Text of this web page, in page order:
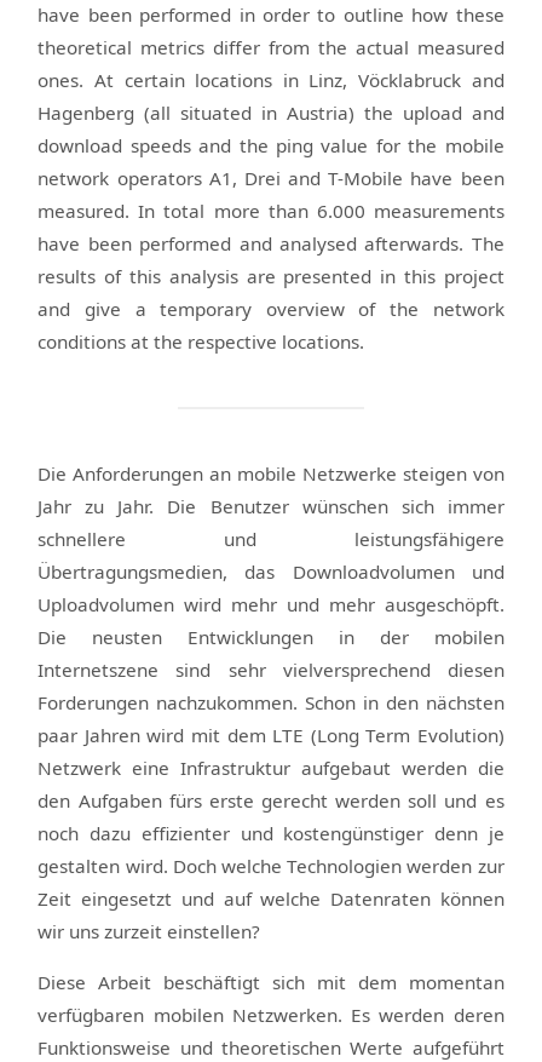
have been performed in order to outline how these
theoretical metrics differ from the actual measured
ones. At certain locations in Linz, Vöcklabruck and
Hagenberg (all situated in Austria) the upload and
download speeds and the ping value for the mobile
network operators A1, Drei and T-Mobile have been
measured. In total more than 6.000 measurements
have been performed and analysed afterwards. The
results of this analysis are presented in this project
and give a temporary overview of the network
conditions at the respective locations.
Die Anforderungen an mobile Netzwerke steigen von
Jahr zu Jahr. Die Benutzer wünschen sich immer
schnellere und leistungsfähigere
Übertragungsmedien, das Downloadvolumen und
Uploadvolumen wird mehr und mehr ausgeschöpft.
Die neusten Entwicklungen in der mobilen
Internetszene sind sehr vielversprechend diesen
Forderungen nachzukommen. Schon in den nächsten
paar Jahren wird mit dem LTE (Long Term Evolution)
Netzwerk eine Infrastruktur aufgebaut werden die
den Aufgaben fürs erste gerecht werden soll und es
noch dazu effizienter und kostengünstiger denn je
gestalten wird. Doch welche Technologien werden zur
Zeit eingesetzt und auf welche Datenraten können
wir uns zurzeit einstellen?
Diese Arbeit beschäftigt sich mit dem momentan
verfügbaren mobilen Netzwerken. Es werden deren
Funktionsweise und theoretischen Werte aufgeführt